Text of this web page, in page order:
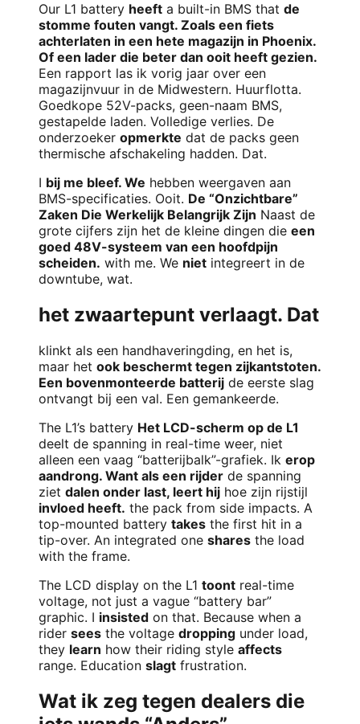
Our L1 battery heeft a built-in BMS that de
stomme fouten vangt. Zoals een fiets
achterlaten in een hete magazijn in Phoenix.
Of een lader die beter dan ooit heeft gezien.
Een rapport las ik vorig jaar over een
magazijnvuur in de Midwestern. Huurflotta.
Goedkope 52V-packs, geen-naam BMS,
gestapelde laden. Volledige verlies. De
onderzoeker opmerkte dat de packs geen
thermische afschakeling hadden. Dat.
I bij me bleef. We hebben weergaven aan
BMS-specificaties. Ooit. De “Onzichtbare”
Zaken Die Werkelijk Belangrijk Zijn Naast de
grote cijfers zijn het de kleine dingen die een
goed 48V-systeem van een hoofdpijn
scheiden. with me. We niet integreert in de
downtube, wat.
het zwaartepunt verlaagt. Dat
klinkt als een handhaveringding, en het is,
maar het ook beschermt tegen zijkantstoten.
Een bovenmonteerde batterij de eerste slag
ontvangt bij een val. Een gemankeerde.
The L1’s battery Het LCD-scherm op de L1
deelt de spanning in real-time weer, niet
alleen een vaag “batterijbalk”-grafiek. Ik erop
aandrong. Want als een rijder de spanning
ziet dalen onder last, leert hij hoe zijn rijstijl
invloed heeft. the pack from side impacts. A
top-mounted battery takes the first hit in a
tip-over. An integrated one shares the load
with the frame.
The LCD display on the L1 toont real-time
voltage, not just a vague “battery bar”
graphic. I insisted on that. Because when a
rider sees the voltage dropping under load,
they learn how their riding style affects
range. Education slagt frustration.
Wat ik zeg tegen dealers die